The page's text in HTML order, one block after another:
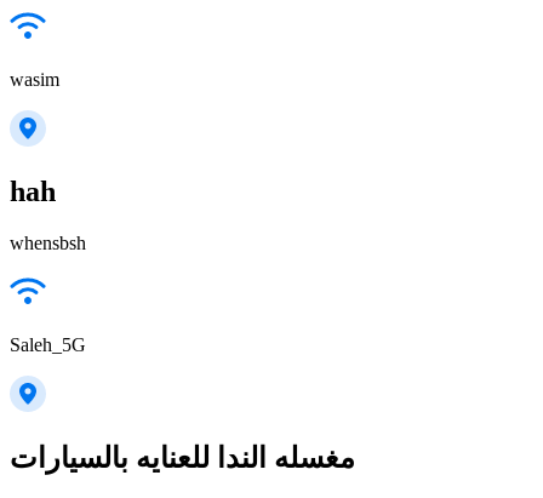
wasim
hah
whensbsh
Saleh_5G
مغسله الندا للعنايه بالسيارات